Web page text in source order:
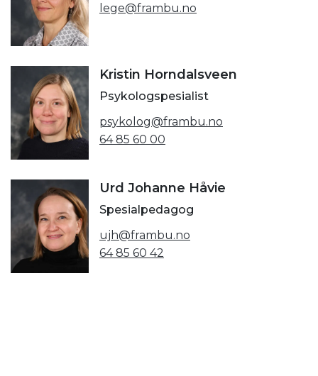
lege@frambu.no
Kristin Horndalsveen
Psykologspesialist
psykolog@frambu.no
64 85 60 00
Urd Johanne Håvie
Spesialpedagog
ujh@frambu.no
64 85 60 42